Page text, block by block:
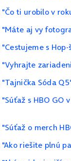
ti urobilo v
aj vy
s Hop-
Sóda
s HBO GO
o merch
riešite plnú